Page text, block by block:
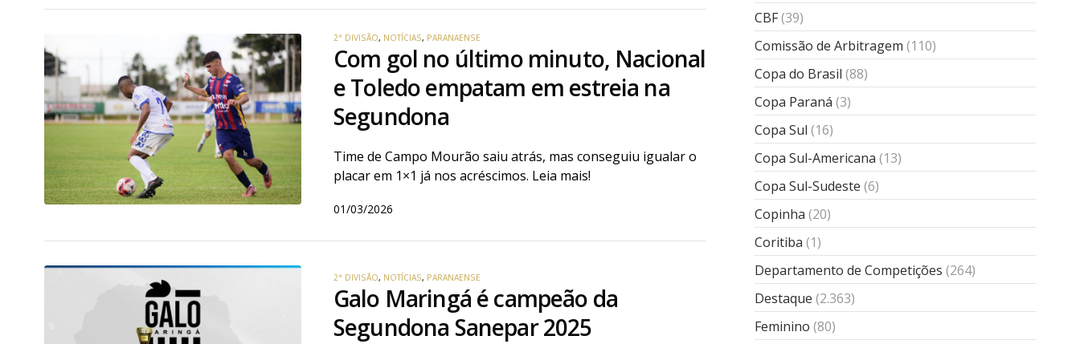
2ª DIVISÃO, NOTÍCIAS, PARANAENSE
Com gol no último minuto, Nacional
e Toledo empatam em estreia na
Segundona
Time de Campo Mourão saiu atrás, mas conseguiu igualar o
placar em 1×1 já nos acréscimos. Leia mais!
01/03/2026
2ª DIVISÃO, NOTÍCIAS, PARANAENSE
Galo Maringá é campeão da
Segundona Sanepar 2025
CBF(39)
Comissão de Arbitragem (110)
Copa do Brasil (88)
Copa Paraná (3)
Copa Sul (16)
Copa Sul-Americana (13)
Copa Sul-Sudeste (6)
Copinha (20)
Coritiba (1)
Departamento de Competições (264)
Destaque (2.363)
Feminino (80)